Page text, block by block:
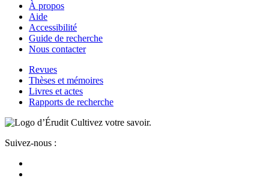
À propos
Aide
Accessibilité
Guide de recherche
Nous contacter
Revues
Thèses et mémoires
Livres et actes
Rapports de recherche
Cultivez votre savoir.
Suivez-nous :